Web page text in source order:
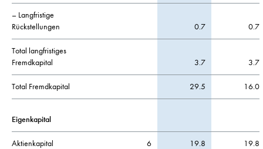
– Langfristige
Rückstellungen
0.7 0.7
Total langfristiges
Fremdkapital
3.7 3.7
Total Fremdkapital 29.5 16.0
Eigenkapital
Aktienkapital 6 19.8 19.8